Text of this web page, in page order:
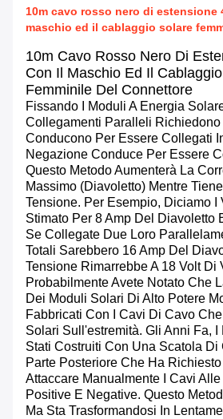
10m cavo rosso nero di estensione
maschio ed il cablaggio solare
10m Cavo Rosso Nero Di
Con Il Maschio Ed Il
Femminile Del Connettore
Fissando I Moduli A Energia
Collegamenti Paralleli
Conducono Per Essere Collegati
Negazione Conduce Per Essere
Questo Metodo Aumenterà La
Massimo (diavoletto) Mentre
Tensione. Per Esempio, Diciamo I
Stimato Per 8 Amp Del Diavoletto
Se Collegate Due Loro
Totali Sarebbero 16 Amp Del
Tensione Rimarrebbe A 18 Volt Di
Probabilmente Avete Notato Che
Dei Moduli Solari Di Alto Potere
Fabbricati Con I Cavi Di Cavo
Solari Sull'estremità. Gli Anni Fa,
Stati Costruiti Con Una Scatola
Parte Posteriore Che Ha
Attaccare Manualmente I Cavi
Positive E Negative. Questo
Ma Sta Trasformandosi In